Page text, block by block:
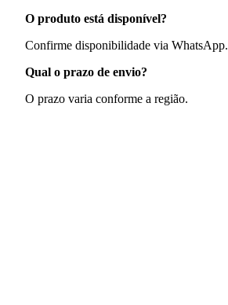
O produto está disponível?
Confirme disponibilidade via WhatsApp.
Qual o prazo de envio?
O prazo varia conforme a região.